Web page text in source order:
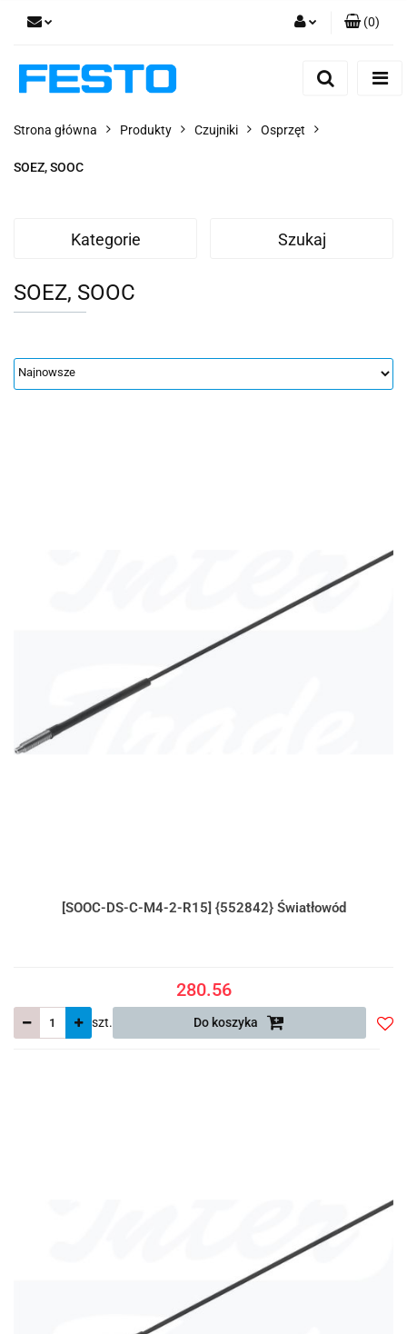
Dodaj zgłoszenie
(0)
Strona główna Produkty Czujniki Osprzęt
SOEZ, SOOC
Kategorie Szukaj
SOEZ, SOOC
[SOOC-DS-C-M4-2-R15] {552842} Światłowód
280.56
szt. Do koszyka